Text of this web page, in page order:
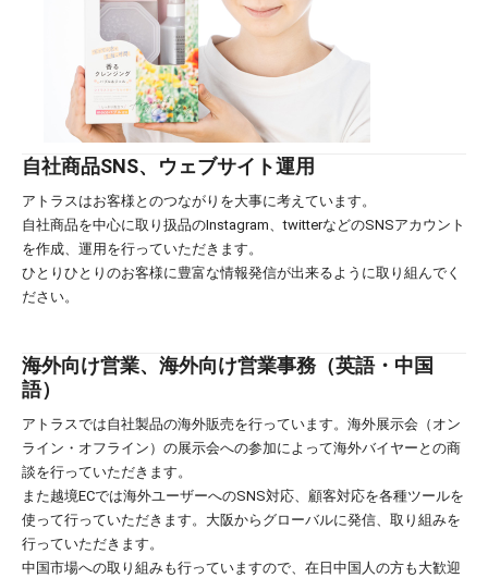
自社商品SNS、ウェブサイト運用
アトラスはお客様とのつながりを大事に考えています。
自社商品を中心に取り扱品のInstagram、twitterなどのSNSアカウント
を作成、運用を行っていただきます。
ひとりひとりのお客様に豊富な情報発信が出来るように取り組んでく
ださい。
海外向け営業、海外向け営業事務（英語・中国
語）
アトラスでは自社製品の海外販売を行っています。海外展示会（オン
ライン・オフライン）の展示会への参加によって海外バイヤーとの商
談を行っていただきます。
また越境ECでは海外ユーザーへのSNS対応、顧客対応を各種ツールを
使って行っていただきます。大阪からグローバルに発信、取り組みを
行っていただきます。
中国市場への取り組みも行っていますので、在日中国人の方も大歓迎